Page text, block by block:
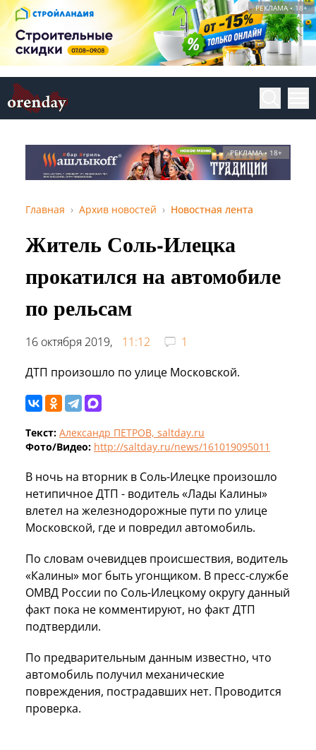
РЕКЛАМА • 18+
РЕКЛАМА • 18+
Главная Архив новостей Новостная лента
Житель Соль-Илецка
прокатился на автомобиле
по рельсам
16 октября 2019, 11:12
1
ДТП произошло по улице Московской.
Текст: Александр ПЕТРОВ, saltday.ru
Фото/Видео: http://saltday.ru/news/161019095011
В ночь на вторник в Соль-Илецке произошло
нетипичное ДТП - водитель «Лады Калины»
влетел на железнодорожные пути по улице
Московской, где и повредил автомобиль.
По словам очевидцев происшествия, водитель
«Калины» мог быть угонщиком. В пресс-службе
ОМВД России по Соль-Илецкому округу данный
факт пока не комментируют, но факт ДТП
подтвердили.
По предварительным данным известно, что
автомобиль получил механические
повреждения, пострадавших нет. Проводится
проверка.